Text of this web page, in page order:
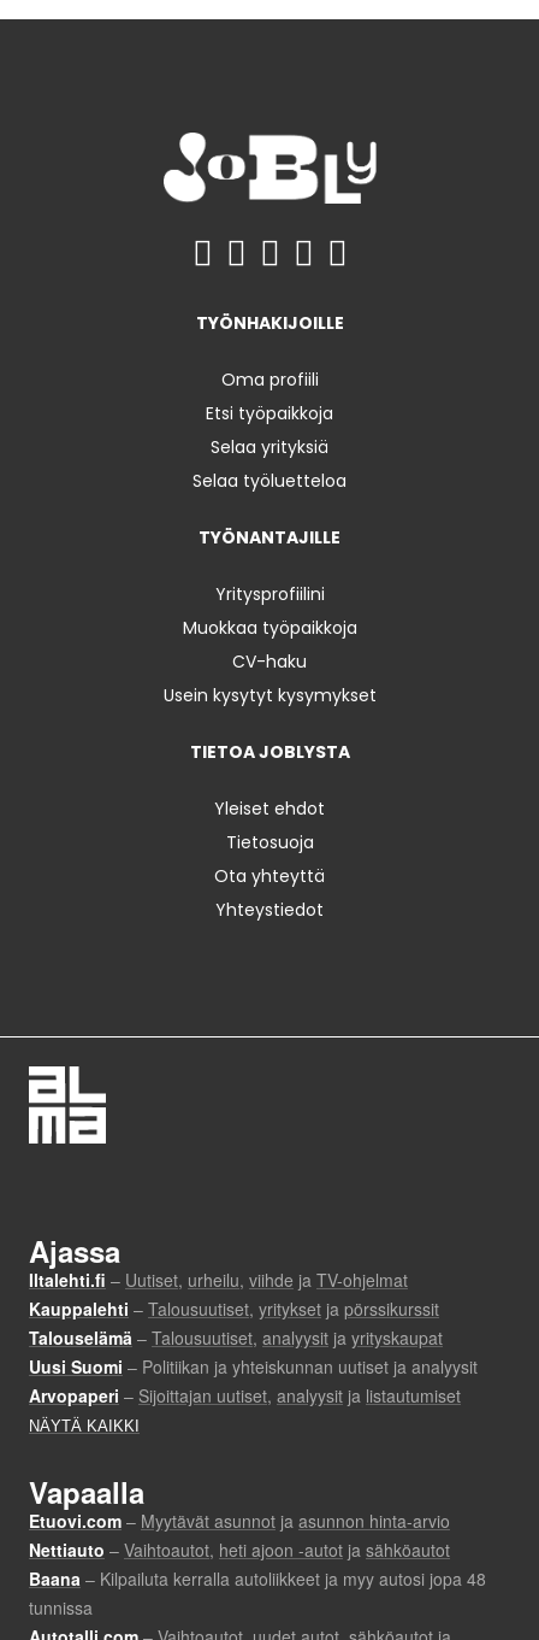
TYÖNHAKIJOILLE
Oma profiili
Etsi työpaikkoja
Selaa yrityksiä
Selaa työluetteloa
TYÖNANTAJILLE
Yritysprofiilini
Muokkaa työpaikkoja
CV-haku
Usein kysytyt kysymykset
TIETOA JOBLYSTA
Yleiset ehdot
Tietosuoja
Ota yhteyttä
Yhteystiedot